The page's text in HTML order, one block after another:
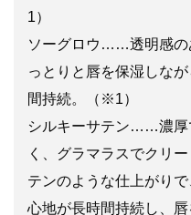
1）
ソーグロウ……透明感の
っとりと唇を保湿しな
間持続。（※1）
シルキーサテン……濃厚
く、グラマラスでクリ
テンのような仕上がり
心地が長時間持続し、